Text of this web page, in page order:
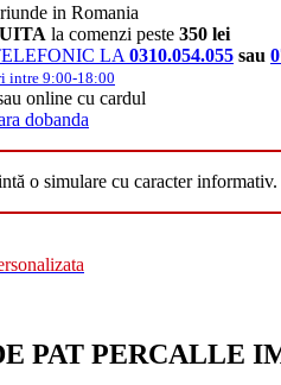
in Romania
la comenzi peste 350 lei
LA 0310.054.055 sau
intre 9:00-18:00
online cu cardul
dobanda
o simulare cu caracter
PAT PERCALLE